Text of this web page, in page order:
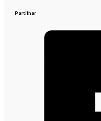
Partilhar